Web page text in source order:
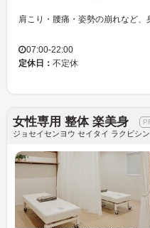
07:00-22:00
定休日： 不定休
女性専用 整体 楽美身
ジョセイセンヨウ セイタイ ラクビシン